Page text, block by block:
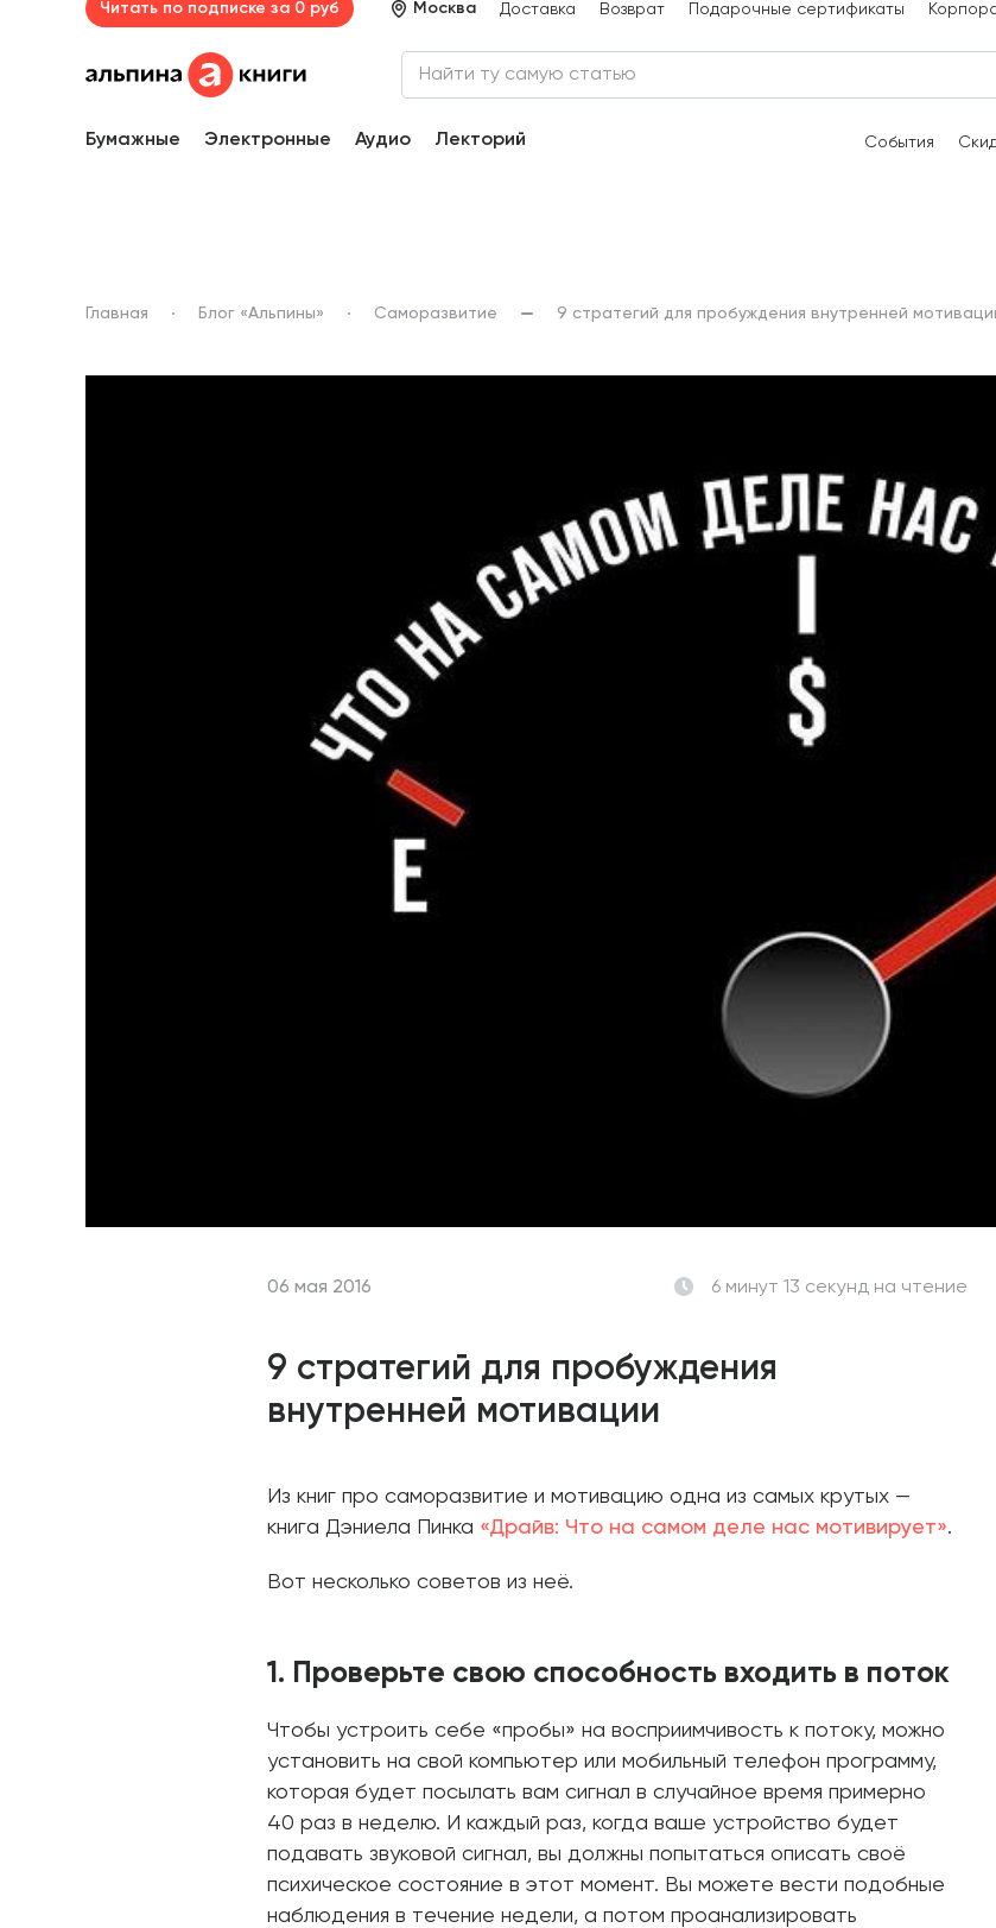
Читать по подписке за 0 руб Москва Доставка Возврат Подарочные сертификаты
Бумажные Электронные Аудио Лекторий События
Главная Блог «Альпины» Саморазвитие 9 стратегий для пробуждения внутренней
06 мая 2016 6 минут 13 секунд на чтение
9 стратегий для пробуждения
внутренней мотивации
Из книг про саморазвитие и мотивацию одна из самых крутых —
книга Дэниела Пинка «Драйв: Что на самом деле нас мотивирует».
Вот несколько советов из неё.
1. Проверьте свою способность входить в поток
Чтобы устроить себе «пробы» на восприимчивость к потоку, можно
установить на свой компьютер или мобильный телефон программу,
которая будет посылать вам сигнал в случайное время примерно
40 раз в неделю. И каждый раз, когда ваше устройство будет
подавать звуковой сигнал, вы должны попытаться описать своё
психическое состояние в этот момент. Вы можете вести подобные
наблюдения в течение недели, а потом проанализировать